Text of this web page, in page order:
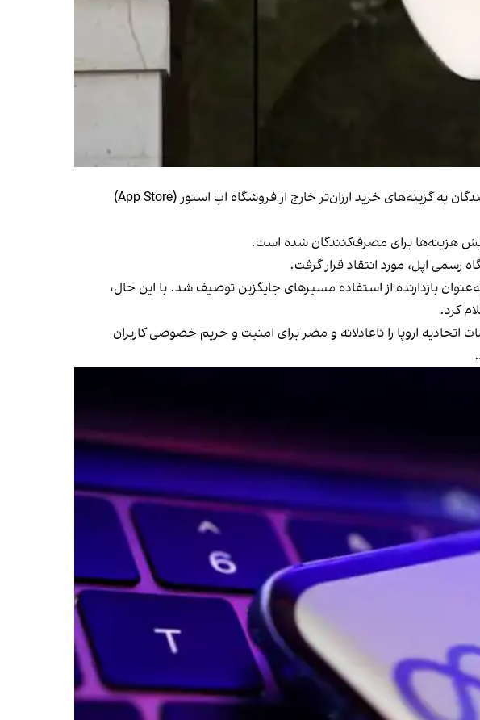
اتحادیه اروپا اپل را به دلیل اعمال محدودیت‌های فنی و تجاری که مانع هدایت کاربران از سوی توسعه‌دهندگان به گزینه‌های خرید ارزان‌تر خارج از فروشگاه اپ استور (App Store)
هزینه‌ها برای مصرف‌کنندگان شده است.
اپل، مورد انتقاد قرار گرفت.
بازدارنده از استفاده مسیرهای جایگزین توصیف شد. با این حال،
کرد.
اروپا را ناعادلانه و مضر برای امنیت و حریم خصوصی کاربران